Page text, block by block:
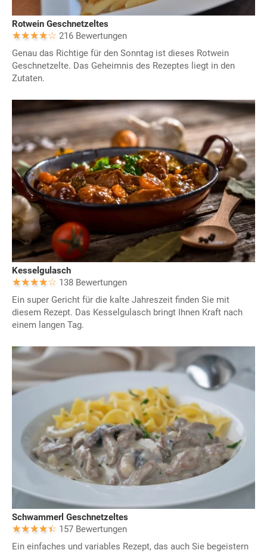
Rotwein Geschnetzeltes
216 Bewertungen
Genau das Richtige für den Sonntag ist dieses Rotwein
Geschnetzelte. Das Geheimnis des Rezeptes liegt in den
Zutaten.
Kesselgulasch
138 Bewertungen
Ein super Gericht für die kalte Jahreszeit finden Sie mit
diesem Rezept. Das Kesselgulasch bringt Ihnen Kraft nach
einem langen Tag.
Schwammerl Geschnetzeltes
157 Bewertungen
Ein einfaches und variables Rezept, das auch Sie begeistern